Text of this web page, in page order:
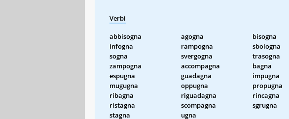
Verbi
abbisogna agogna bisogna
infogna
rampogna sbologna
sogna
svergogna trasogna
zampogna
accompagna bagna
espugna
guadagna impugna
mugugna
oppugna propugna
ribagna
riguadagna rincagna
ristagna
scompagna sgrugna
stagna
ugna